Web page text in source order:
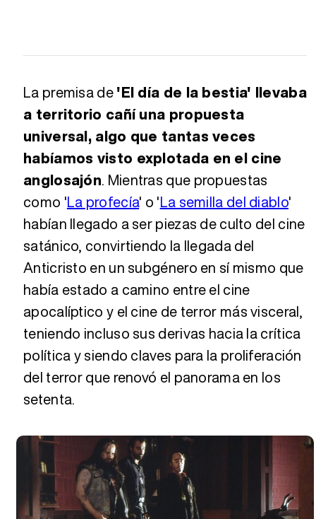
La premisa de'El día de la bestia' llevaba
a territorio cañí una propuesta
universal, algo que tantas veces
habíamos visto explotada en el cine
anglosajón. Mientras que propuestas
como 'La profecía' o 'La semilla del diablo'
habían llegado a ser piezas de culto del cine
satánico, convirtiendo la llegada del
Anticristo en un subgénero en sí mismo que
había estado a camino entre el cine
apocalíptico y el cine de terror más visceral,
teniendo incluso sus derivas hacia la crítica
política y siendo claves para la proliferación
del terror que renovó el panorama en los
setenta.